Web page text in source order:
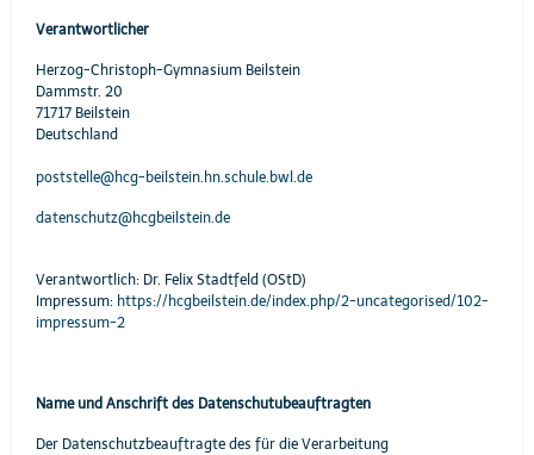
Verantwortlicher
Herzog-Christoph-Gymnasium Beilstein
Dammstr. 20
71717 Beilstein
Deutschland
poststelle@hcg-beilstein.hn.schule.bwl.de
datenschutz@hcgbeilstein.de
Verantwortlich: Dr. Felix Stadtfeld (OStD)
Impressum: https://hcgbeilstein.de/index.php/2-uncategorised/102-
impressum-2
Name und Anschrift des Datenschutubeauftragten
Der Datenschutzbeauftragte des für die Verarbeitung